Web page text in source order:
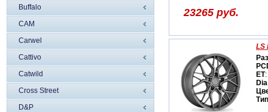
Buffalo
CAM
Carwel
Cattivo
Catwild
Cross Street
D&P
23265 руб.
LS
ET
Dia
Тип